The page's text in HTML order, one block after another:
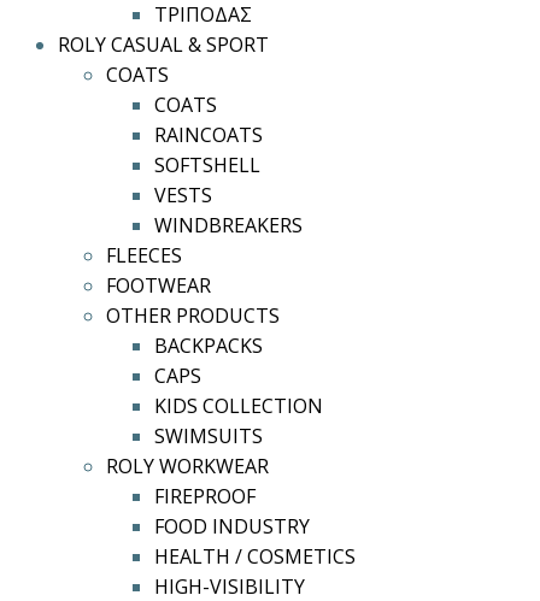
ΤΡΙΠΟΔΑΣ
ROLY CASUAL & SPORT
COATS
COATS
RAINCOATS
SOFTSHELL
VESTS
WINDBREAKERS
FLEECES
FOOTWEAR
OTHER PRODUCTS
BACKPACKS
CAPS
KIDS COLLECTION
SWIMSUITS
ROLY WORKWEAR
FIREPROOF
FOOD INDUSTRY
HEALTH / COSMETICS
HIGH-VISIBILITY